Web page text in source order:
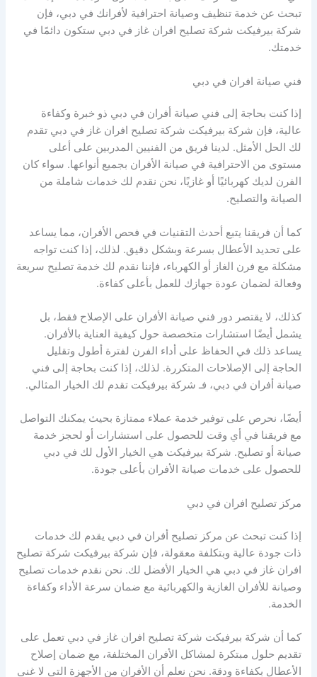
تبحث عن خدمة تنظيف وصيانة احترافية لأفرانك في دبي، فإن
شركة بيرفيكت شركة تصليح افران غاز في دبي ستكون دائمًا في
خدمتك.
فني صيانة افران في دبي
إذا كنت بحاجة إلى فني صيانة أفران في دبي ذو خبرة وكفاءة
عالية، فإن شركة بيرفيكت شركة تصليح افران غاز في دبي تقدم
لك الحل الأمثل. لدينا فريق من الفنيين المدربين على أعلى
مستوى من الاحترافية في صيانة الأفران بجميع أنواعها. سواء كان
الفرن لديك كهربائيًا أو غازيًا، نحن نقدم لك خدمات شاملة من
الصيانة والتصليح.
كما أن فريقنا يتبع أحدث التقنيات في فحص الأفران، مما يساعد
على تحديد الأعطال بسرعة وبشكل دقيق. لذلك، إذا كنت تواجه
مشكلة مع فرن الغاز أو الكهرباء، فإننا نقدم لك خدمة تصليح سريعة
وفعالة لضمان عودة جهازك للعمل بأعلى كفاءة.
كذلك، لا يقتصر دور فني صيانة الأفران على الإصلاح فقط، بل
يشمل أيضًا استشارات متخصصة حول كيفية العناية بالأفران.
يساعد ذلك في الحفاظ على أداء الفرن لفترة أطول وتقليل
الحاجة إلى الإصلاحات المتكررة. لذلك، إذا كنت بحاجة إلى فني
صيانة أفران في دبي، فـ شركة بيرفيكت تقدم لك الخيار المثالي.
أيضًا، نحرص على توفير خدمة عملاء ممتازة بحيث يمكنك التواصل
مع فريقنا في أي وقت للحصول على استشارات أو لحجز خدمة
صيانة أو تصليح. شركة بيرفيكت هي الخيار الأول لك في دبي
للحصول على خدمات صيانة الأفران بأعلى جودة.
مركز تصليح افران في دبي
إذا كنت تبحث عن مركز تصليح أفران في دبي يقدم لك خدمات
ذات جودة عالية وبتكلفة معقولة، فإن شركة بيرفيكت شركة تصليح
افران غاز في دبي هي الخيار الأفضل لك. نحن نقدم خدمات تصليح
وصيانة للأفران الغازية والكهربائية مع ضمان سرعة الأداء وكفاءة
الخدمة.
كما أن شركة بيرفيكت شركة تصليح افران غاز في دبي تعمل على
تقديم حلول مبتكرة لمشاكل الأفران المختلفة، مع ضمان إصلاح
الأعطال بكفاءة ودقة. نحن نعلم أن الأفران من الأجهزة التي لا غنى